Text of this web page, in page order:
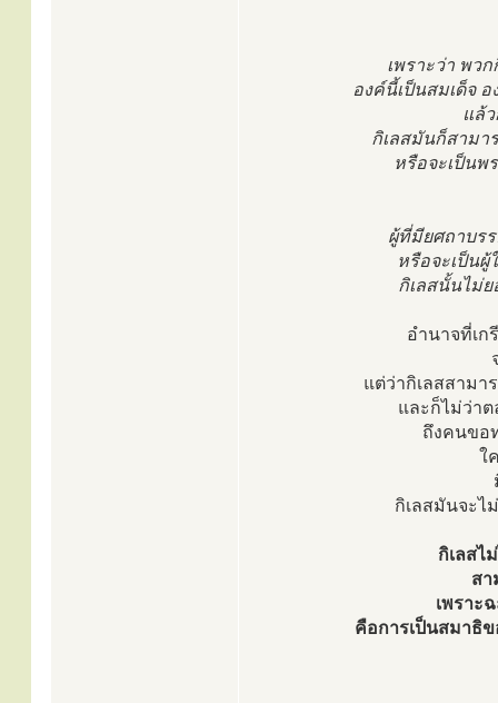
เพราะว่า พว
องค์นี้เป็นสมเด็จ
แล้
กิเลสมันก็สามา
หรือจะเป็นพ
ผู้ที่มียศถาบร
หรือจะเป็น
กิเลสนั้นไม่
อำนาจที่เก
แต่ว่ากิเลสสามา
และก็ไม่ว่า
ถึงคนขอ
ใ
กิเลสมันจะไ
กิเลสไ
สา
เพราะ
คือการเป็นสมาธิข